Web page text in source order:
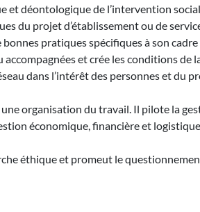
et déontologique de l’intervention
du projet d’établissement ou de
pratiques spécifiques à son
et crée les conditions
dans l’intérêt des personnes et du
organisation du travail. Il pilote la
économique, financière et
éthique et promeut le